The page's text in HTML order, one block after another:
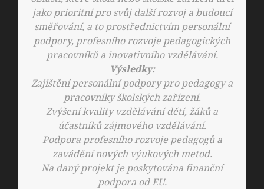
jako prioritní pro svůj další rozvoj a budoucí
směřování, a to prostřednictvím personální
podpory, profesního rozvoje pedagogických
pracovníků a inovativního vzdělávání.
Výsledky:
Zajištění personální podpory pro pedagogy a
pracovníky školských zařízení.
Zvýšení kvality vzdělávání dětí, žáků a
účastníků zájmového vzdělávání.
Podpora profesního rozvoje pedagogů a
zavádění nových výukových metod.
Na daný projekt je poskytována finanční
podpora od EU.